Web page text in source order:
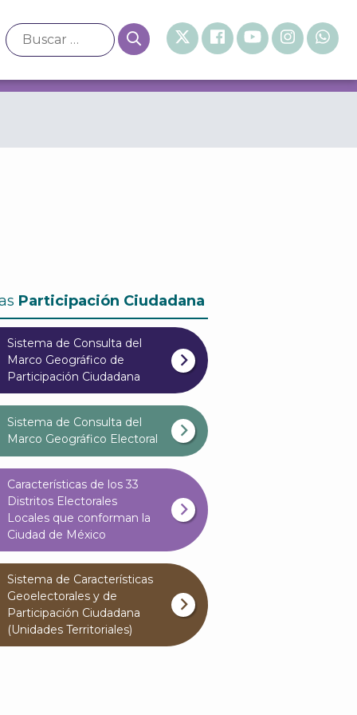
Participación Ciudadana
Sistema de Consulta del
Marco Geográfico de
Participación Ciudadana
Sistema de Consulta del
Marco Geográfico Electoral
Características de los 33
Distritos Electorales
Locales que conforman la
Ciudad de México
Sistema de Características
Geoelectorales y de
Participación Ciudadana
(Unidades Territoriales)